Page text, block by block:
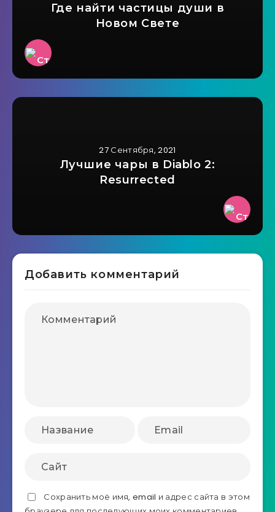
Где найти частицы души в
Новом Свете
27 Сентября, 2021
Лучшие чары в Diablo 2:
Resurrected
Добавить комментарий
Сохранить моё имя, email и адрес сайта в этом